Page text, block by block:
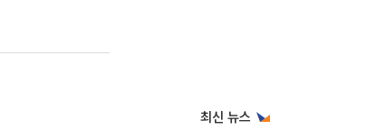
최신 뉴스